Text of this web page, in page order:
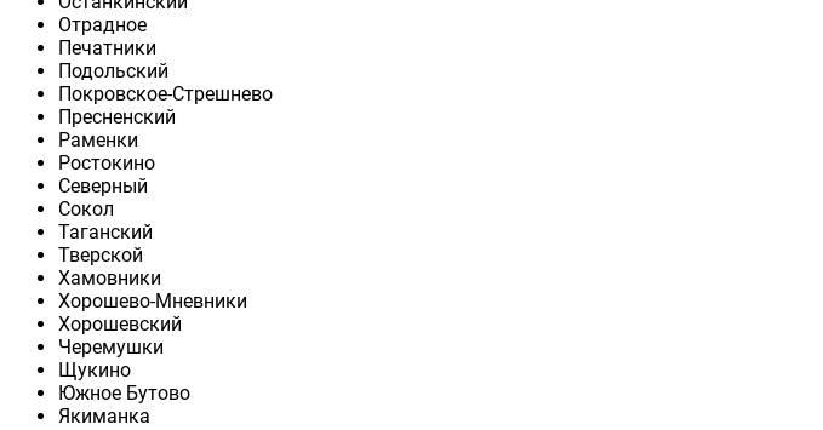
Отрадное
Печатники
Подольский
Покровское-Стрешнево
Пресненский
Раменки
Ростокино
Северный
Сокол
Таганский
Тверской
Хамовники
Хорошево-Мневники
Хорошевский
Черемушки
Щукино
Южное Бутово
Якиманка